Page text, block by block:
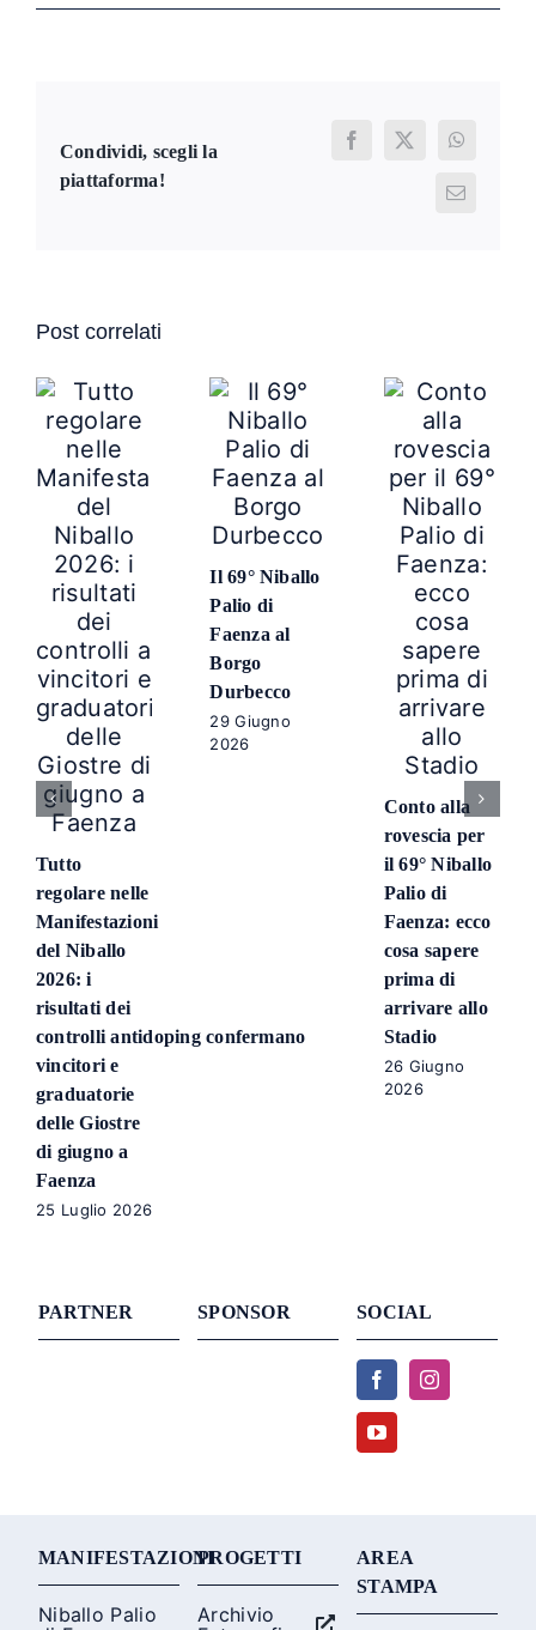
Condividi, scegli la
piattaforma!
Facebook
X
Email
Post correlati
Tutto
regolare nelle
Manifestazioni
del Niballo
2026: i
risultati dei
controlli antidoping confermano
vincitori e
graduatorie
delle Giostre
di giugno a
Faenza
25 Luglio 2026
Il 69° Niballo
Palio di
Faenza al
Borgo
Durbecco
29 Giugno
2026
Conto alla
rovescia per
il 69° Niballo
Palio di
Faenza: ecco
cosa sapere
prima di
arrivare allo
Stadio
26 Giugno
2026
PARTNER SPONSOR SOCIAL
MANIFESTAZIONI
Niballo Palio
PROGETTI
Archivio
AREA
STAMPA